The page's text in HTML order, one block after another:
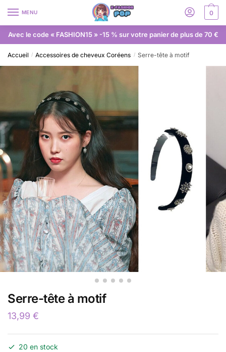
MENU 0
Avec le code « FASHION15 » -15 % sur votre panier de plus de 70 €
Accueil / Accessoires de cheveux Coréens / Serre-tête à motif
Serre-tête à motif
13,99 €
20 en stock